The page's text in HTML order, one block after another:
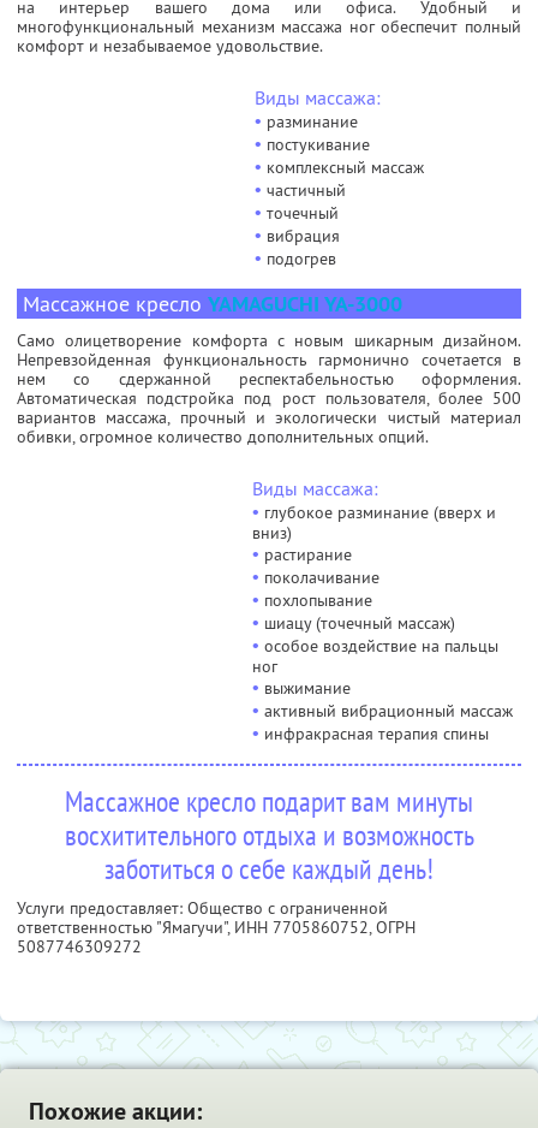
на интерьер вашего дома или офиса. Удобный и
многофункциональный механизм массажа ног обеспечит полный
комфорт и незабываемое удовольствие.
Виды массажа:
• разминание
• постукивание
• комплексный массаж
• частичный
• точечный
• вибрация
• подогрев
Массажное кресло YAMAGUCHI YA-3000
Само олицетворение комфорта с новым шикарным дизайном.
Непревзойденная функциональность гармонично сочетается в
нем со сдержанной респектабельностью оформления.
Автоматическая подстройка под рост пользователя, более 500
вариантов массажа, прочный и экологически чистый материал
обивки, огромное количество дополнительных опций.
Виды массажа:
• глубокое разминание (вверх и
вниз)
• растирание
• поколачивание
• похлопывание
• шиацу (точечный массаж)
• особое воздействие на пальцы
ног
• выжимание
• активный вибрационный массаж
• инфракрасная терапия спины
Массажное кресло подарит вам минуты
восхитительного отдыха и возможность
заботиться о себе каждый день!
Услуги предоставляет: Общество с ограниченной
ответственностью "Ямагучи", ИНН 7705860752, ОГРН
5087746309272
Похожие акции: